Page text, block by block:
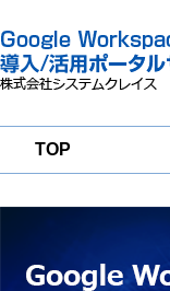
TOP